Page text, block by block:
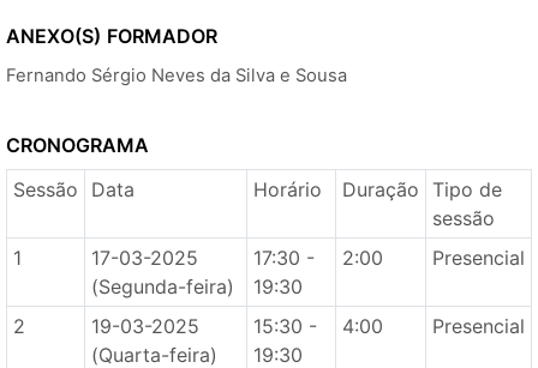
ANEXO(S) FORMADOR
Fernando Sérgio Neves da Silva e Sousa
CRONOGRAMA
Sessão
Data Horário Duração Tipo de
sessão
1
17-03-2025
(Segunda-feira)
17:30 -
19:30
2:00 Presencial
2
19-03-2025
(Quarta-feira)
15:30 -
19:30
4:00 Presencial